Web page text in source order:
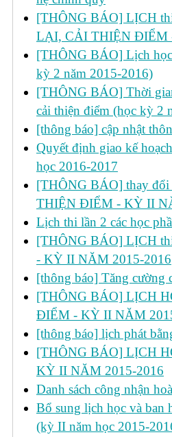
[THÔNG BÁO] LỊCH thi
LẠI, CẢI THIỆN ĐIỂM
[THÔNG BÁO] Lịch
kỳ 2 năm 2015-2016)
[THÔNG BÁO] Thời
cải thiện điểm (học kỳ 2
[thông báo] cập nhật
Quyết định giao kế
học 2016-2017
[THÔNG BÁO] thay
THIỆN ĐIỂM - KỲ II
Lịch thi lần 2 các học
[THÔNG BÁO] LỊCH
- KỲ II NĂM 2015-2016
[thông báo] Tăng cường
[THÔNG BÁO] LỊCH
ĐIỂM - KỲ II NĂM
[thông báo] lịch phát
[THÔNG BÁO] LỊCH
KỲ II NĂM 2015-2016
Danh sách công nhận
Bổ sung lịch học và ban
(kỳ II năm học 2015-